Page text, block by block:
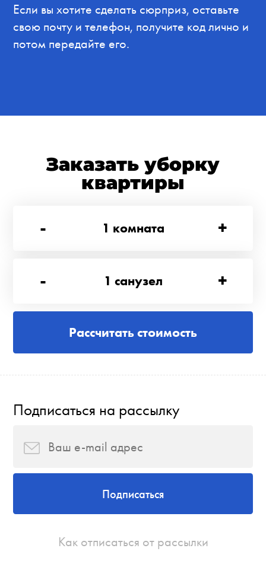
Если вы хотите сделать сюрприз, оставьте
свою почту и телефон, получите код лично и
потом передайте его.
Заказать уборку
квартиры
-
1 комната +
- 1 санузел +
Рассчитать стоимость
Подписаться на рассылку
Подписаться
Как отписаться от рассылки